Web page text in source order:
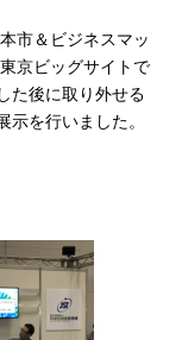
市＆ビジネスマッ
京ビッグサイトで
た後に取り外せる
示を行いました。